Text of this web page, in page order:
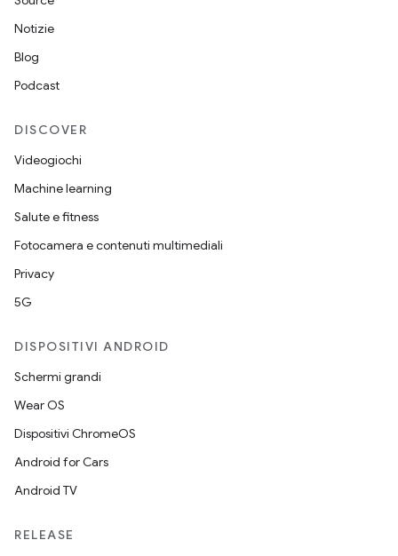
Notizie
Blog
Podcast
DISCOVER
Videogiochi
Machine learning
Salute e fitness
Fotocamera e contenuti multimediali
Privacy
5G
DISPOSITIVI ANDROID
Schermi grandi
Wear OS
Dispositivi ChromeOS
Android for Cars
Android TV
RELEASE